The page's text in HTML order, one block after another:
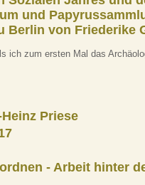
und
Berlin von Friederike
ich zum ersten Mal das
Priese
- Arbeit hinter